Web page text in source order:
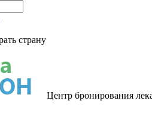
страну
Центр бронирования